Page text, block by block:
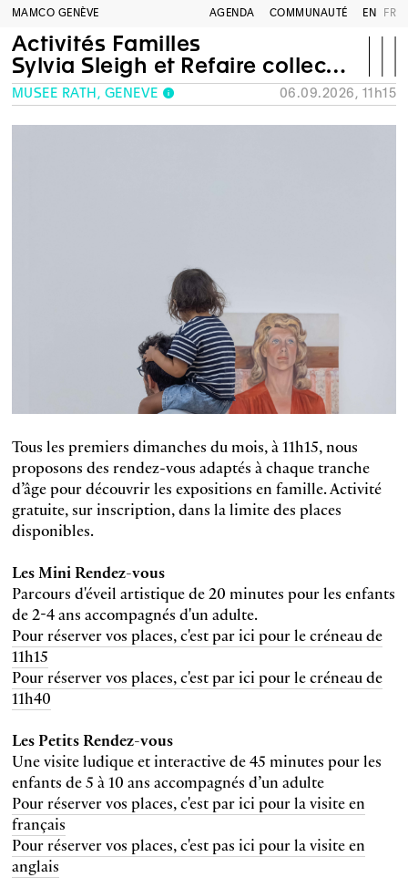
MAMCO GENÈVE AGENDA COMMUNAUTÉ EN FR
Activités Familles
Sylvia Sleigh et Refaire collection
MUSÉE RATH, GENÈVE 06.09.2026, 11h15
Tous les premiers dimanches du mois, à 11h15, nous
proposons des rendez-vous adaptés à chaque tranche
d’âge pour découvrir les expositions en famille. Activité
gratuite, sur inscription, dans la limite des places
disponibles.
Les Mini Rendez-vous
Parcours d'éveil artistique de 20 minutes pour les enfants
de 2-4 ans accompagnés d'un adulte.
Pour réserver vos places, c'est par ici pour le créneau de
11h15
Pour réserver vos places, c'est par ici pour le créneau de
11h40
Les Petits Rendez-vous
Une visite ludique et interactive de 45 minutes pour les
enfants de 5 à 10 ans accompagnés d’un adulte
Pour réserver vos places, c'est par ici pour la visite en
français
Pour réserver vos places, c'est pas ici pour la visite en
anglais